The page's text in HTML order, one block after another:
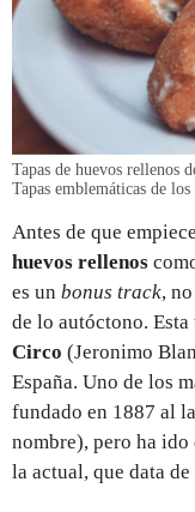
Tapas de huevos rellenos
Tapas emblemáticas de
Antes de que
huevos rellenos
es un bonus track,
de lo autóctono.
Circo (Jeronimo
España. Uno de los
fundado en 1887 al
nombre), pero ha
la actual, que data de